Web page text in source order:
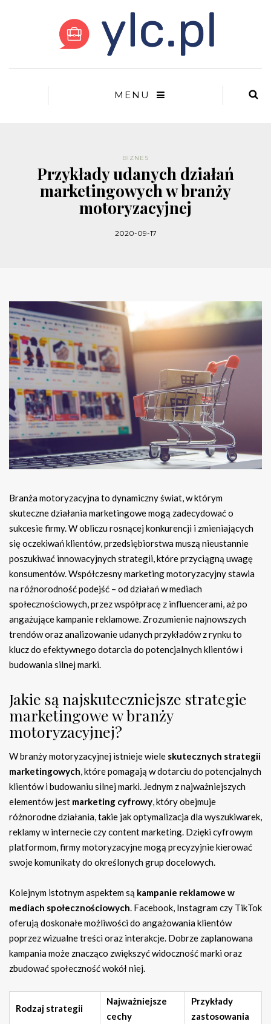
MENU
BIZNES
Przykłady udanych działań
marketingowych w branży
motoryzacyjnej
2020-09-17
Branża motoryzacyjna to dynamiczny świat, w którym
skuteczne działania marketingowe mogą zadecydować o
sukcesie firmy. W obliczu rosnącej konkurencji i zmieniających
się oczekiwań klientów, przedsiębiorstwa muszą nieustannie
poszukiwać innowacyjnych strategii, które przyciągną uwagę
konsumentów. Współczesny marketing motoryzacyjny stawia
na różnorodność podejść – od działań w mediach
społecznościowych, przez współpracę z influencerami, aż po
angażujące kampanie reklamowe. Zrozumienie najnowszych
trendów oraz analizowanie udanych przykładów z rynku to
klucz do efektywnego dotarcia do potencjalnych klientów i
budowania silnej marki.
Jakie są najskuteczniejsze strategie
marketingowe w branży
motoryzacyjnej?
W branży motoryzacyjnej istnieje wiele skutecznych strategii
marketingowych, które pomagają w dotarciu do potencjalnych
klientów i budowaniu silnej marki. Jednym z najważniejszych
elementów jest marketing cyfrowy, który obejmuje
różnorodne działania, takie jak optymalizacja dla wyszukiwarek,
reklamy w internecie czy content marketing. Dzięki cyfrowym
platformom, firmy motoryzacyjne mogą precyzyjnie kierować
swoje komunikaty do określonych grup docelowych.
Kolejnym istotnym aspektem są kampanie reklamowe w
mediach społecznościowych. Facebook, Instagram czy TikTok
oferują doskonałe możliwości do angażowania klientów
poprzez wizualne treści oraz interakcje. Dobrze zaplanowana
kampania może znacząco zwiększyć widoczność marki oraz
zbudować społeczność wokół niej.
Rodzaj strategii
Najważniejsze
cechy
Przykłady
zastosowania